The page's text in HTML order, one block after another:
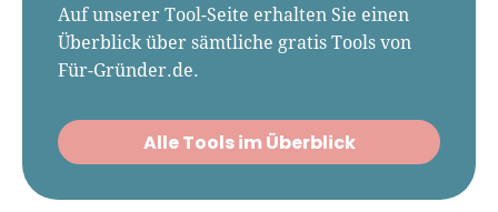
Auf unserer Tool-Seite erhalten Sie einen
Überblick über sämtliche gratis Tools von
Für-Gründer.de.
Alle Tools im Überblick